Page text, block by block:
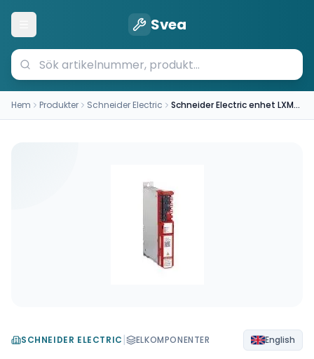
Öppna meny Svea
Hem Produkter Schneider Electric Schneider Electric enhet LXM62DD15F21000
SCHNEIDER ELECTRIC | ELKOMPONENTER English